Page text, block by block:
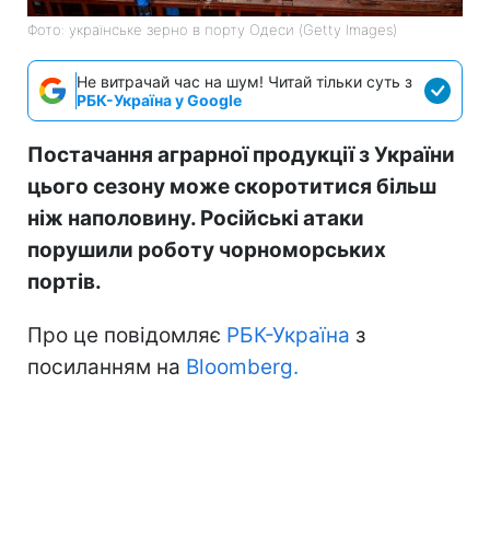
Фото: українське зерно в порту Одеси (Getty Images)
Не витрачай час на шум! Читай тільки суть з
РБК-Україна у Google
Постачання аграрної продукції з України
цього сезону може скоротитися більш
ніж наполовину. Російські атаки
порушили роботу чорноморських
портів.
Про це повідомляє РБК-Україна з
посиланням на Bloomberg.